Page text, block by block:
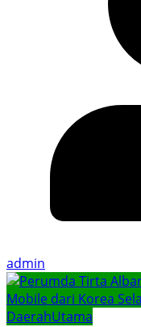
admin
DaerahUtama